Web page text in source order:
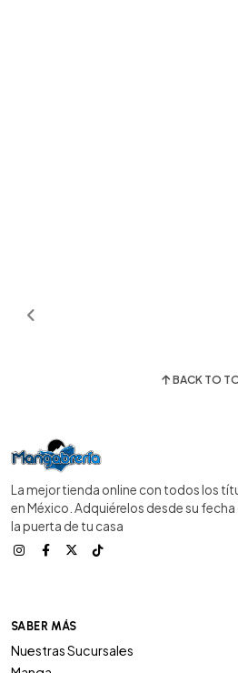
BACK TO
La mejor tienda online con todos los
en México. Adquiérelos desde su
la puerta de tu casa
SABER MÁS
Nuestras Sucursales